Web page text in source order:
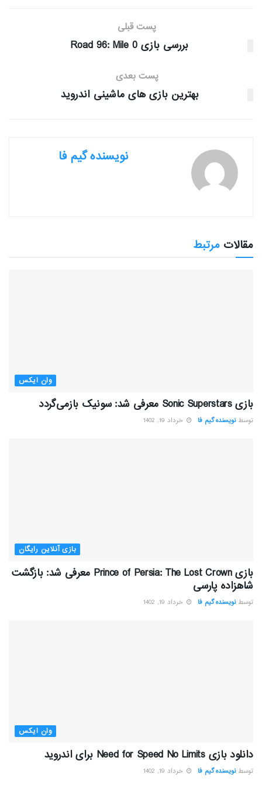
پست قبلی
بررسی بازی Road 96: Mile 0
پست بعدی
بهترین بازی های ماشینی اندروید
نویسنده گیم فا
مقالات مرتبط
وان ایکس
بازی Sonic Superstars معرفی شد:‌ سونیک بازمی‌گردد
توسط نویسنده گیم فا خرداد 19, 1402
بازی آنلاین رایگان
بازی Prince of Persia: The Lost Crown معرفی شد: بازگشت
شاهزاده پارسی
توسط نویسنده گیم فا خرداد 19, 1402
وان ایکس
دانلود بازی Need for Speed No Limits برای اندروید
توسط نویسنده گیم فا خرداد 19, 1402